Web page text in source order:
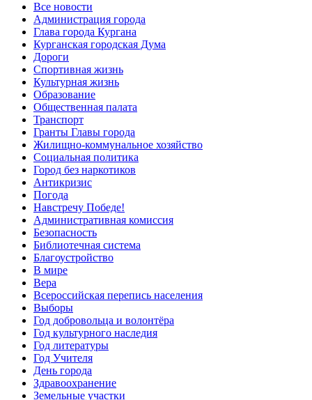
Все новости
Администрация города
Глава города Кургана
Курганская городская Дума
Дороги
Спортивная жизнь
Культурная жизнь
Образование
Общественная палата
Транспорт
Гранты Главы города
Жилищно-коммунальное хозяйство
Социальная политика
Город без наркотиков
Антикризис
Погода
Навстречу Победе!
Административная комиссия
Безопасность
Библиотечная система
Благоустройство
В мире
Вера
Всероссийская перепись населения
Выборы
Год добровольца и волонтёра
Год культурного наследия
Год литературы
Год Учителя
День города
Здравоохранение
Земельные участки